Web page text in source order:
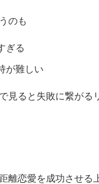
のも
ぎる
が難しい
見ると失敗に繋がる
離恋愛を成功させる